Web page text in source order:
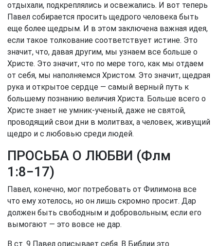
отдыхали, подкреплялись и освежались. И вот теперь
Павел собирается просить щедрого человека быть
еще более щедрым. И в этом заключена важная идея,
если такое толкование соответствует истине. Это
значит, что, давая другим, мы узнаем все больше о
Христе. Это значит, что по мере того, как мы отдаем
от себя, мы наполняемся Христом. Это значит, щедрая
рука и открытое сердце — самый верный путь к
большему познанию величия Христа. Больше всего о
Христе знает не умник-ученый, даже не святой,
проводящий свои дни в молитвах, а человек, живущий
щедро и с любовью среди людей.
ПРОСЬБА О ЛЮБВИ (Флм
1:8−17)
Павел, конечно, мог потребовать от Филимона все
что ему хотелось, но он лишь скромно просит. Дар
должен быть свободным и добровольным; если его
вымогают — это вовсе не дар.
В ст. 9 Павел описывает себя. В Библии это